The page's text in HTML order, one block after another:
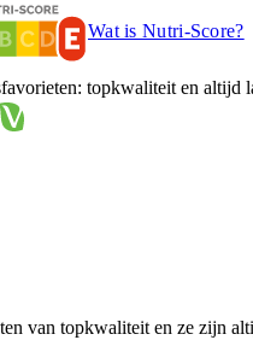
Wat is Nutri-Score?
topkwaliteit en altijd
van topkwaliteit en ze zijn